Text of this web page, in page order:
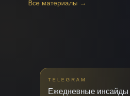
Все материалы →
TELEGRAM
Ежедневные инсайды